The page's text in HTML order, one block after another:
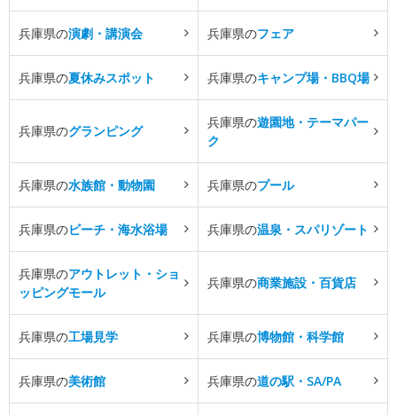
兵庫県の演劇・講演会 兵庫県のフェア
兵庫県の夏休みスポット 兵庫県のキャンプ場・BBQ場
兵庫県のグランピング
兵庫県の遊園地・テーマパー
ク
兵庫県の水族館・動物園 兵庫県のプール
兵庫県のビーチ・海水浴場 兵庫県の温泉・スパリゾート
兵庫県のアウトレット・ショ
ッピングモール
兵庫県の商業施設・百貨店
兵庫県の工場見学 兵庫県の博物館・科学館
兵庫県の美術館 兵庫県の道の駅・SA/PA